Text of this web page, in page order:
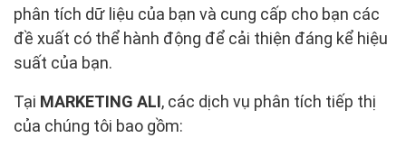
phân tích dữ liệu của bạn và cung cấp cho bạn các
đề xuất có thể hành động để cải thiện đáng kể hiệu
suất của bạn.
Tại MARKETING ALI, các dịch vụ phân tích tiếp thị
của chúng tôi bao gồm: